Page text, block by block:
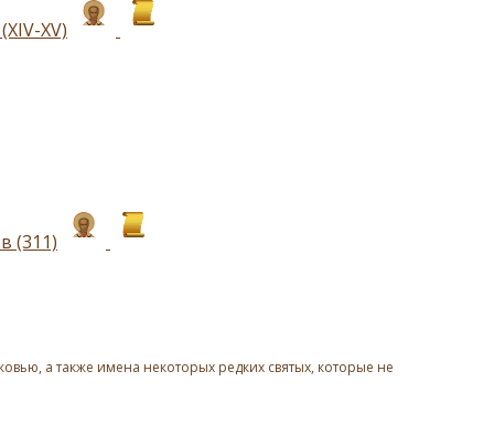
XV)
(311)
а также имена некоторых редких святых, которые не